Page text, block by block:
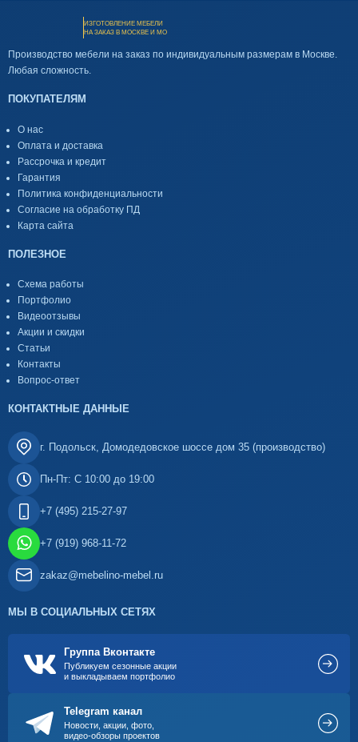
ИЗГОТОВЛЕНИЕ МЕБЕЛИ
НА ЗАКАЗ В МОСКВЕ И МО
Производство мебели на заказ по индивидуальным размерам в Москве.
Любая сложность.
ПОКУПАТЕЛЯМ
О нас
Оплата и доставка
Рассрочка и кредит
Гарантия
Политика конфиденциальности
Согласие на обработку ПД
Карта сайта
ПОЛЕЗНОЕ
Схема работы
Портфолио
Видеоотзывы
Акции и скидки
Статьи
Контакты
Вопрос-ответ
КОНТАКТНЫЕ ДАННЫЕ
г. Подольск, Домодедовское шоссе дом 35 (производство)
Пн-Пт: С 10:00 до 19:00
+7 (495) 215-27-97
+7 (919) 968-11-72
zakaz@mebelino-mebel.ru
МЫ В СОЦИАЛЬНЫХ СЕТЯХ
Группа Вконтакте
Публикуем сезонные акции
и выкладываем портфолио
Telegram канал
Новости, акции, фото,
видео-обзоры проектов